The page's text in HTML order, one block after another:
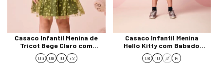
Casaco Infantil Menina de
Tricot Bege Claro com
Lacinhos Momi J7052
06 08 10 + 2
Casaco Infantil Menina
Hello Kitty com Babado
Momi H6716
08 10 12 14